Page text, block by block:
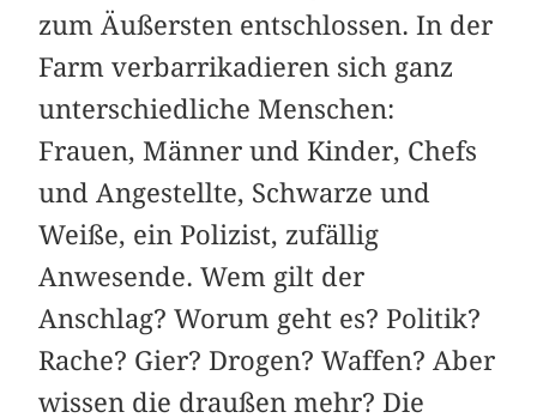
zum Äußersten entschlossen. In der
Farm verbarrikadieren sich ganz
unterschiedliche Menschen:
Frauen, Männer und Kinder, Chefs
und Angestellte, Schwarze und
Weiße, ein Polizist, zufällig
Anwesende. Wem gilt der
Anschlag? Worum geht es? Politik?
Rache? Gier? Drogen? Waffen? Aber
wissen die draußen mehr? Die